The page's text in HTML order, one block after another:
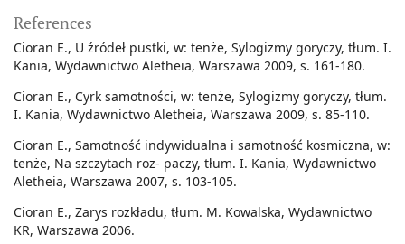
References
Cioran E., U źródeł pustki, w: tenże, Sylogizmy goryczy, tłum. I.
Kania, Wydawnictwo Aletheia, Warszawa 2009, s. 161-180.
Cioran E., Cyrk samotności, w: tenże, Sylogizmy goryczy, tłum.
I. Kania, Wydawnictwo Aletheia, Warszawa 2009, s. 85-110.
Cioran E., Samotność indywidualna i samotność kosmiczna, w:
tenże, Na szczytach roz- paczy, tłum. I. Kania, Wydawnictwo
Aletheia, Warszawa 2007, s. 103-105.
Cioran E., Zarys rozkładu, tłum. M. Kowalska, Wydawnictwo
KR, Warszawa 2006.